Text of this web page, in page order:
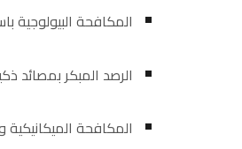
المكافحة البيولوجية
الرصد المبكر بمصائد
المكافحة الميكانيكية